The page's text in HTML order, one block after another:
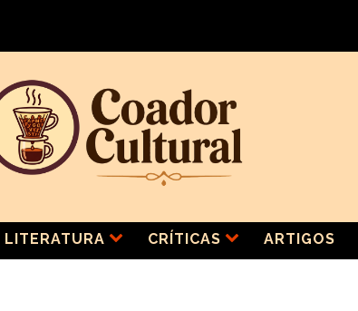
LITERATURA CRÍTICAS ARTIGOS